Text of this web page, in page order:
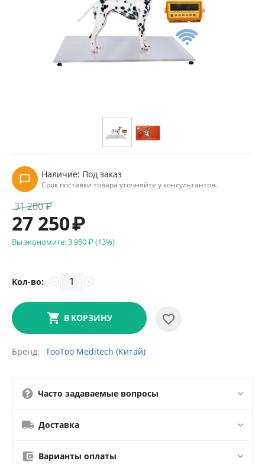
Наличие: Под заказ
Срок поставки товара уточняйте у консультантов.
31 200₽
27 250₽
Вы экономите:3 950₽(13%)
Кол-во: +
−
В КОРЗИНУ
Бренд TooToo Meditech (Китай)
Часто задаваемые вопросы
Доставка
Варианты оплаты